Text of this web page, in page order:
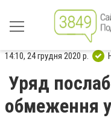
14:10, 24 грудня 2020 р.
Уряд
обмеження у